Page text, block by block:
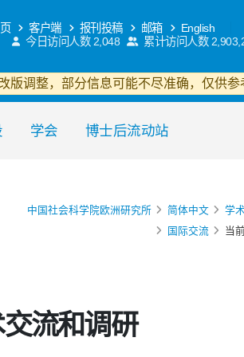
客户端 报刊投稿 邮箱
English
今日访问人数 2,048 累计访问人数
版调整，部分信息可能不尽准确，仅供参
学会 博士后流动站
中国社会科学院欧洲研究所 简体中文
学
国际交流
当
流和调研